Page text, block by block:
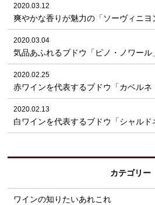
2020.03.12
爽やかな香りが魅力の「ソーヴィニヨ
2020.03.04
気品あふれるブドウ「ピノ・ノワール
2020.02.25
赤ワインを代表するブドウ「カベルネ
2020.02.13
白ワインを代表するブドウ「シャルド
カテゴリー
ワインの知りたいあれこれ